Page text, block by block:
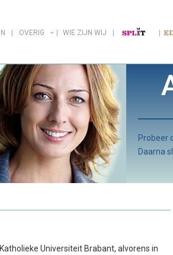
OVERIG WIE ZIJN WIJ
Probeer
Daarna
Universiteit Brabant, alvorens in